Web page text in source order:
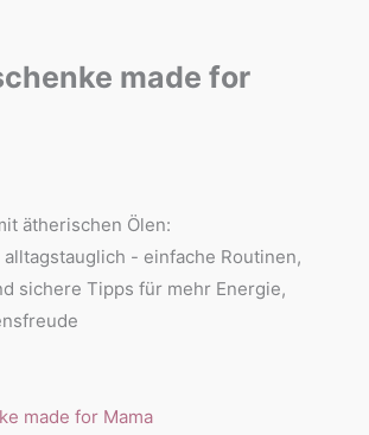
made for
ätherischen Ölen:
- einfache Routinen,
sichere Tipps für mehr Energie,
made for Mama